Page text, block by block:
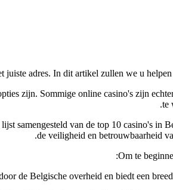
juiste adres. In dit artikel zullen we u
zijn. Sommige online casino's zijn
te
samengesteld van de top 10 casino's in
de veiligheid en betrouwbaarheid
Om te